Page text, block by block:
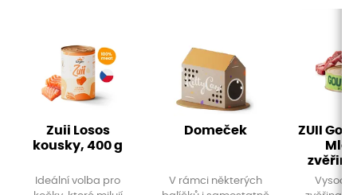
Zuii Losos
kousky, 400 g
Ideální volba pro
Domeček
V rámci některých
ZUII
Vysoce